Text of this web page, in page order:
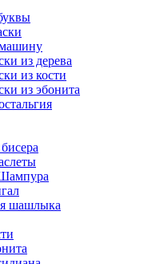
из дерева
из кости
из эбонита
шашлыка